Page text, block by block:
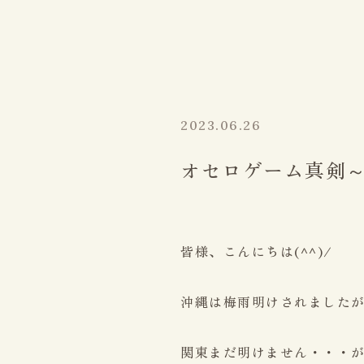
2023.06.26
オセロゲーム真剣
皆様、こんにちは(^^)/
沖縄は梅雨明けされまし
関東まだ明けません・・・